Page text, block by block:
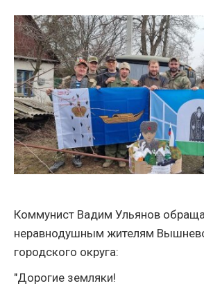
Коммунист Вадим Ульянов
неравнодушным жителям
городского округа:
"Дорогие земляки!